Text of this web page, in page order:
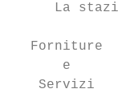
La
  Forniture
e
   Servizi